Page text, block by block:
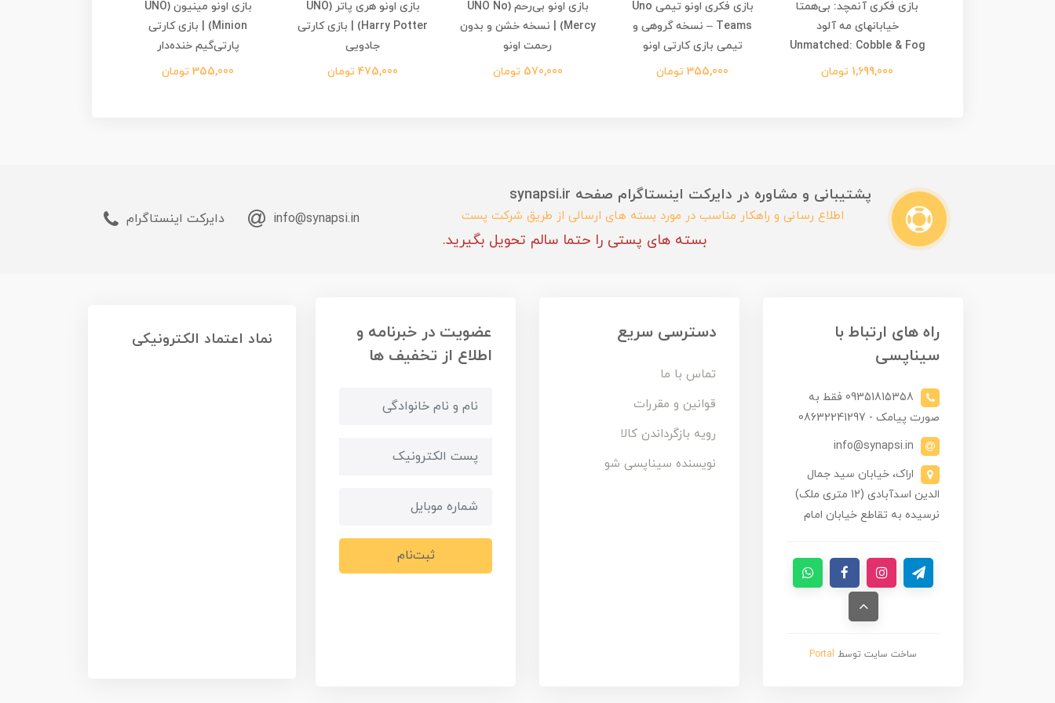
بازی فکری آنمچد: بی‌همتا
خیابانهای مه آلود
Unmatched: Cobble & Fog
1,699,000 تومان
بازی فکری اونو تیمی Uno
Teams – نسخه گروهی و
تیمی بازی کارتی اونو
355,000 تومان
بازی اونو بی‌رحم (UNO No
Mercy) | نسخه خشن و بدون
رحمت اونو
570,000 تومان
بازی اونو هری پاتر (UNO
Harry Potter) | بازی کارتی
جادویی
475,000 تومان
بازی اونو مینیون (UNO
Minion) | بازی کارتی
پارتی‌گیم خنده‌دار
355,000 تومان
پشتیبانی و مشاوره در دایرکت اینستاگرام صفحه synapsi.ir
اطلاع رسانی و راهکار مناسب در مورد بسته های ارسالی از طریق شرکت پست
بسته های پستی را حتما سالم تحویل بگیرید.
info@synapsi.in دایرکت اینستاگرام
راه های ارتباط با
سیناپسی
09351815358 فقط به
صورت پیامک - 08632241297
info@synapsi.in
اراک، خیابان سید جمال
الدین اسدآبادی (12 متری ملک)
نرسیده به تقاطع خیابان امام
ساخت سایت توسط Portal
دسترسی سریع
تماس با ما
قوانین و مقررات
رویه بازگرداندن کالا
نویسنده سیناپسی شو
عضویت در خبرنامه و
اطلاع از تخفیف ها
ثبت‌نام
نماد اعتماد الکترونیکی